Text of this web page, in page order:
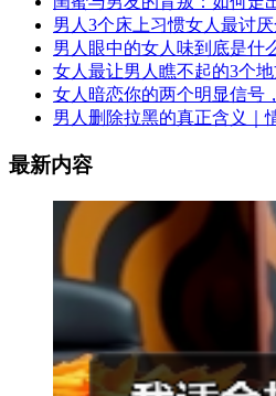
男人3个床上习惯女人最讨
男人眼中的女人味到底是什
女人最让男人瞧不起的3个
女人暗恋你的两个明显信号
男人删除拉黑的真正含义｜
最新内容